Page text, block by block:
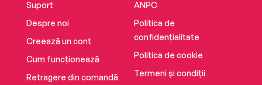
Suport
Despre noi
Creează un cont
Cum funcționează
Retragere din comandă
ANPC
Politica de
confidențialitate
Politica de cookie
Termeni și condiții